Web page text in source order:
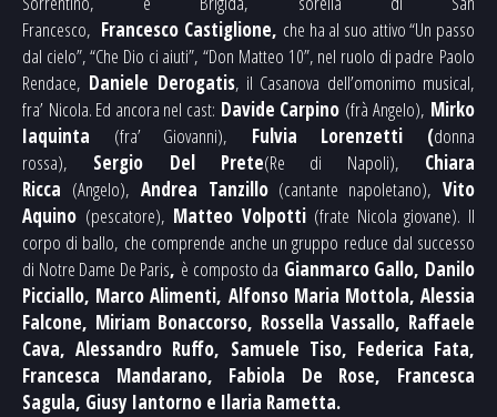
Francesco, Francesco Castiglione, che ha al suo attivo “Un passo
dal cielo”, “Che Dio ci aiuti”, “Don Matteo 10”, nel ruolo di padre Paolo
Rendace, Daniele Derogatis, il Casanova dell’omonimo musical,
fra’ Nicola. Ed ancora nel cast: Davide Carpino (frà Angelo), Mirko
Iaquinta (fra’ Giovanni), Fulvia Lorenzetti (donna
rossa), Sergio Del Prete(Re di Napoli), Chiara
Ricca (Angelo), Andrea Tanzillo(cantante napoletano),Vito
Aquino (pescatore), Matteo Volpotti(frate Nicola giovane). Il
corpo di ballo, che comprende anche un gruppo reduce dal successo
di Notre Dame De Paris, è composto da Gianmarco Gallo, Danilo
Picciallo, Marco Alimenti, Alfonso Maria Mottola, Alessia
Falcone, Miriam Bonaccorso, Rossella Vassallo, Raffaele
Cava, Alessandro Ruffo, Samuele Tiso, Federica Fata,
Francesca Mandarano, Fabiola De Rose, Francesca
Sagula, Giusy Iantorno e Ilaria Rametta.